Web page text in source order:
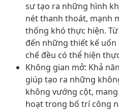
sư tạo ra những hình
nét thanh thoát, mạnh
thống khó thực hiện.
đến những thiết kế uốn
chế đều có thể hiện
Không gian mở: Khả
giúp tạo ra những
không vướng cột,
hoạt trong bố trí công